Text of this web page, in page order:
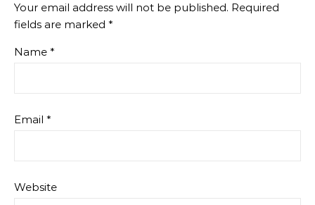
Your email address will not be published. Required
fields are marked *
Name *
Email *
Website